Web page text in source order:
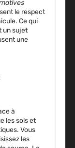
le respect
Ce qui
un sujet
une
à
les sols et
Vous
les